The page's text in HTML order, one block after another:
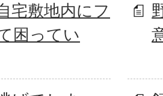
宅敷地内にフ
困ってい